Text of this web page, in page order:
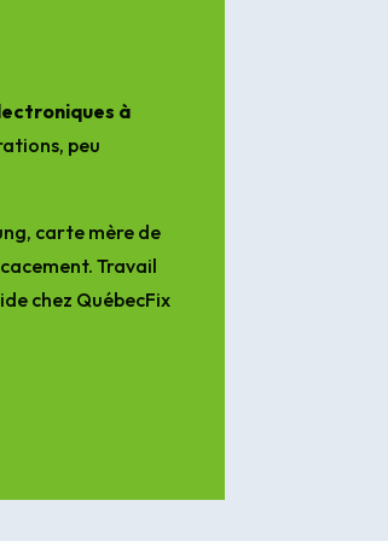
à
peu
carte mère de
Travail
chez QuébecFix